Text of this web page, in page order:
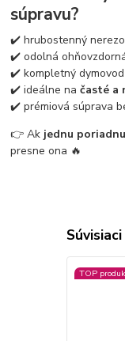
súpravu?
✔️ hrubostenný
✔️ odolná
✔️ kompletný
✔️ ideálne načasté a
✔️ prémiová súprava
👉 Ak jednu
presne ona 🔥
TOP